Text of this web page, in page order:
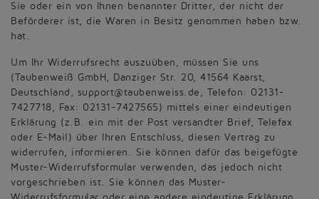
Sie oder ein von Ihnen benannter Dritter, der nicht der
Beförderer ist, die Waren in Besitz genommen haben bzw.
hat.
Um Ihr Widerrufsrecht auszuüben, müssen Sie uns
(Taubenweiß GmbH, Danziger Str. 20, 41564 Kaarst,
Deutschland, support@taubenweiss.de, Telefon: 02131-
7427718, Fax: 02131-7427565) mittels einer eindeutigen
Erklärung (z.B. ein mit der Post versandter Brief, Telefax
oder E-Mail) über Ihren Entschluss, diesen Vertrag zu
widerrufen, informieren. Sie können dafür das beigefügte
Muster-Widerrufsformular verwenden, das jedoch nicht
vorgeschrieben ist. Sie können das Muster-